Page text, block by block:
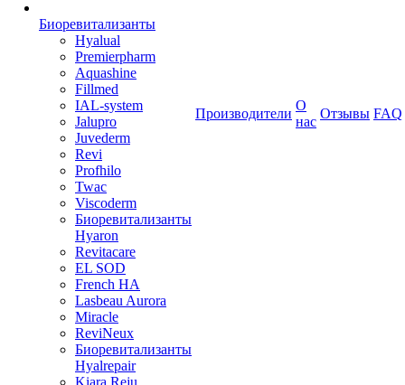
Биоревитализанты
Hyalual
Premierpharm
Aquashine
Fillmed
IAL-system
Jalupro
Juvederm
Revi
Profhilo
Twac
Viscoderm
Биоревитализанты
Hyaron
Revitacare
EL SOD
French HA
Lasbeau Aurora
Miracle
ReviNeux
Биоревитализанты
Hyalrepair
Kiara Reju
Производители
О
нас
Отзывы FAQ